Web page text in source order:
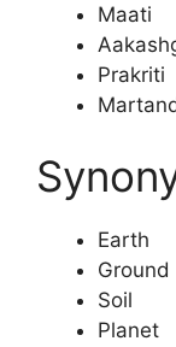
Maati
Prakriti
Earth
Ground
Soil
Planet